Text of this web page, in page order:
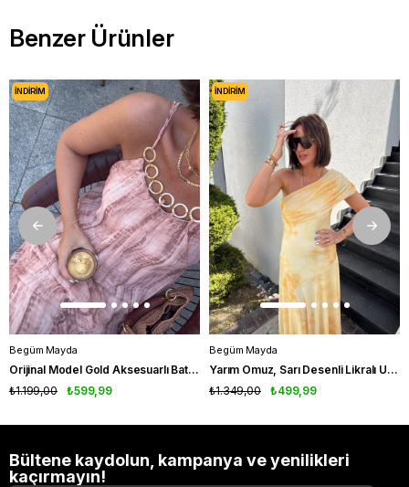
Benzer Ürünler
Begüm Mayda
Orijinal Model Gold Aksesuarlı Batik Desenli Elbise
₺599,99
₺1.199,00
İNDIRIM
Begüm Mayda
Yarım Omuz, Sarı Desenli Likralı Uzun Elbise
₺499,99
₺1.349,00
İNDIRIM
Bültene kaydolun, kampanya ve yenilikleri
kaçırmayın!